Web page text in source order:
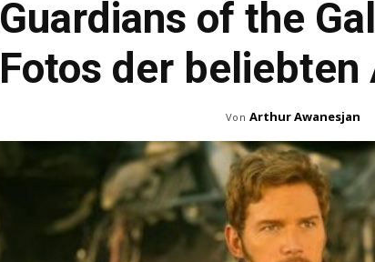
Guardians of the
Fotos der beliebten
Von Arthur Awanesjan